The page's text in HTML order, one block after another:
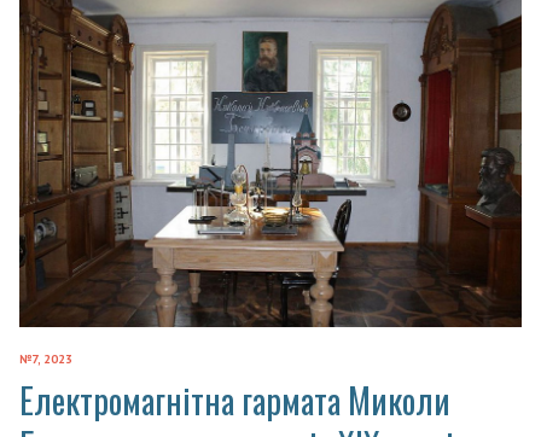
№7, 2023
Електромагнітна гармата Миколи